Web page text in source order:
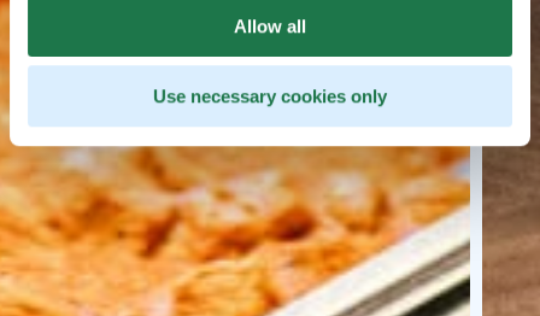
Allow all
Use necessary cookies only